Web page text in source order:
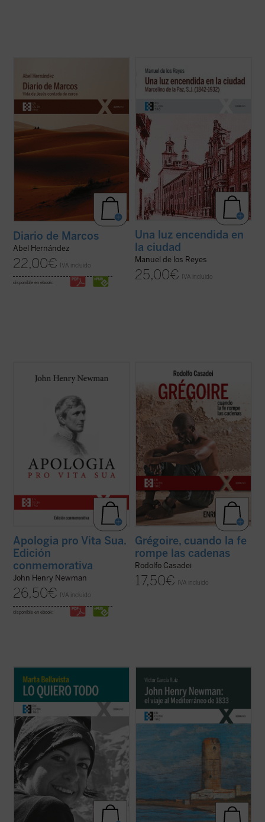
maestría como cronista para dar color y
vida a la historia de Jesús de Nazaret, que
es «contada de cerca» por un aún joven e
inexperto evangelista Marcos, a quien
Jesús le encarga, nada más conocerle ...
(ver ficha)
Diario de Marcos
Abel Hernández
22,00€ IVA incluido
disponible en ebook:
ingresó en el noviciado de la Compañía de
Jesús. Docente, predicador, misionero,
confesor e impulsor de obras sociales, su
implicación en el ministerio del ...
(ver ficha)
Una luz encendida en
la ciudad
Manuel de los Reyes
25,00€ IVA incluido
literatura autobiográfica universal, supuso
rechazo que había causado en Inglaterra
su conversión al catolicismo. La presente ...
Apologia pro Vita Sua.
Edición
conmemorativa
John Henry Newman
26,50€ IVA incluido
disponible en ebook:
Grégoire Ahongbonon ha realizado un
pequeño milagro en Costa de Marfil, Benín,
Togo y Burkina Faso: rescatar en tan solo
veinticinco años a sesenta mil personas
con enfermedad mental, estigmatizadas,
marginadas, encadenadas por ser ...(ver
ficha)
Grégoire, cuando la fe
rompe las cadenas
Rodolfo Casadei
17,50€ IVA incluido
La vida de Marta, una larga carrera de
apenas veintisiete años, se tornará
dramática y lúcida con la reaparición de la
enfermedad que la llevaría a la muerte dos
años después. Marta afrontará esta
circunstancia como ocasión para vivir ...
(ver ficha)
Newman escribió a su familia y amigos
previamente y durante su viaje por el
Mediterráneo de 1833, el autor del libro
traza los orígenes, el desarrollo y las
consecuencias de la verdadera odisea
interior ...(ver ficha)